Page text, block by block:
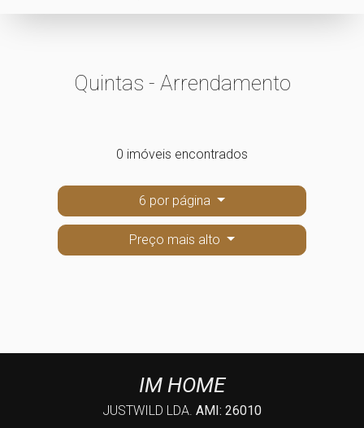
Quintas - Arrendamento
0 imóveis encontrados
6 por página
Preço mais alto
IM HOME
JUSTWILD LDA. AMI: 26010